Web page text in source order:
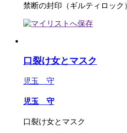
禁断の封印（ギルティロック
口裂け女とマスク
児玉 守
児玉 守
口裂け女とマスク